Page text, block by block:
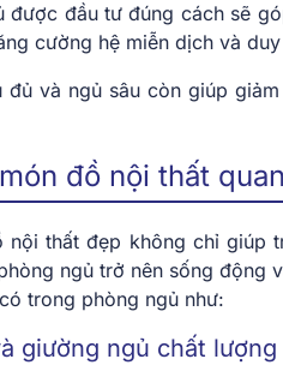
được đầu tư đúng cách sẽ
cường hệ miễn dịch và
và ngủ sâu còn giúp
đồ nội thất
nội thất đẹp không chỉ giúp
ngủ trở nên sống động
trong phòng ngủ như:
giường ngủ chất